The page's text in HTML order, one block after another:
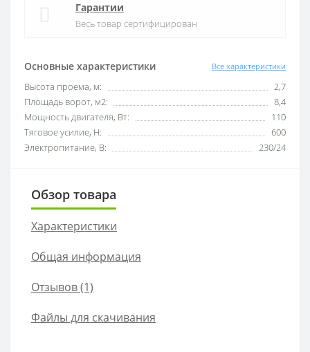
Основные характеристики Все характеристики
Высота проема, м:
2,7
Площадь ворот, м2:
8,4
Мощность двигателя, Вт:
110
Тяговое усилие, Н:
600
Электропитание, В:
230/24
Гарантии
Весь товар сертифицирован
Обзор товара
Характеристики
Общая информация
Отзывов (1)
Файлы для скачивания